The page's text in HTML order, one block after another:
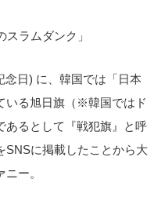
ラムダンク」
日) に、韓国では「日本
いる旭日旗（※韓国ではド
あるとして『戦犯旗』と呼
SNSに掲載したことから大
ー。